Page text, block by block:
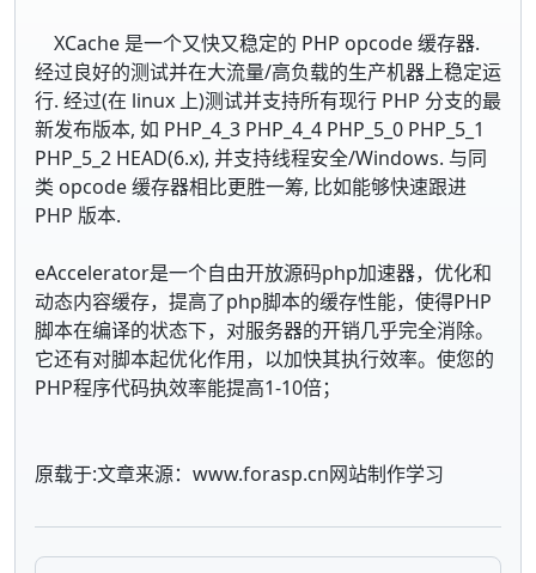
XCache 是一个又快又稳定的 PHP opcode 缓存器.
经过良好的测试并在大流量/高负载的生产机器上稳定运
行. 经过(在 linux 上)测试并支持所有现行 PHP 分支的最
新发布版本, 如 PHP_4_3 PHP_4_4 PHP_5_0 PHP_5_1
PHP_5_2 HEAD(6.x), 并支持线程安全/Windows. 与同
类 opcode 缓存器相比更胜一筹, 比如能够快速跟进
PHP 版本.
eAccelerator是一个自由开放源码php加速器，优化和
动态内容缓存，提高了php脚本的缓存性能，使得PHP
脚本在编译的状态下，对服务器的开销几乎完全消除。
它还有对脚本起优化作用，以加快其执行效率。使您的
PHP程序代码执效率能提高1-10倍；
原载于:文章来源：www.forasp.cn网站制作学习